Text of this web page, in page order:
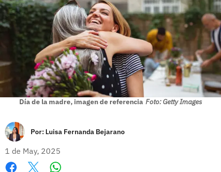
Día de la madre, imagen de referencia Foto: Getty Images
Por: Luisa Fernanda Bejarano
1 de May, 2025